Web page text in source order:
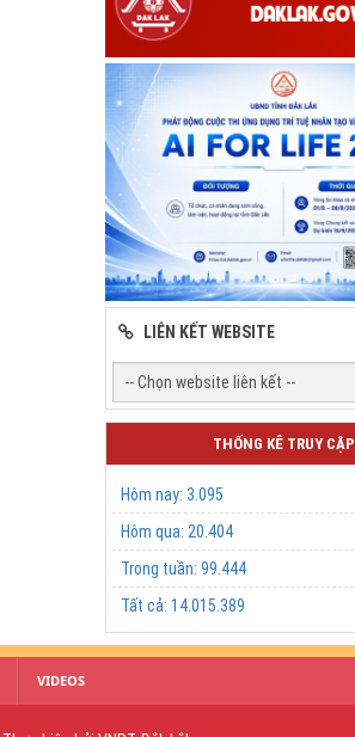
LIÊN KẾT WEBSITE
THỐNG KÊ TRUY CẬP
Hôm nay:3.095
Hôm qua: 20.404
Trong tuần:99.444
Tất cả:14.015.389
VIDEOS